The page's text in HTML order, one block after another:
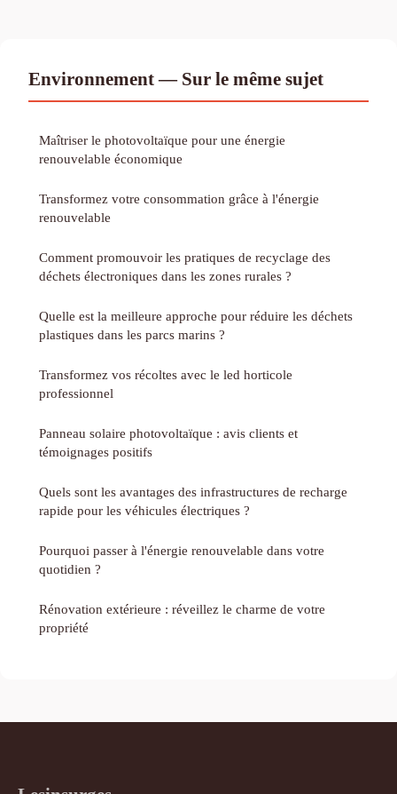
Environnement — Sur le même sujet
Maîtriser le photovoltaïque pour une énergie
renouvelable économique
Transformez votre consommation grâce à l'énergie
renouvelable
Comment promouvoir les pratiques de recyclage des
déchets électroniques dans les zones rurales ?
Quelle est la meilleure approche pour réduire les déchets
plastiques dans les parcs marins ?
Transformez vos récoltes avec le led horticole
professionnel
Panneau solaire photovoltaïque : avis clients et
témoignages positifs
Quels sont les avantages des infrastructures de recharge
rapide pour les véhicules électriques ?
Pourquoi passer à l'énergie renouvelable dans votre
quotidien ?
Rénovation extérieure : réveillez le charme de votre
propriété